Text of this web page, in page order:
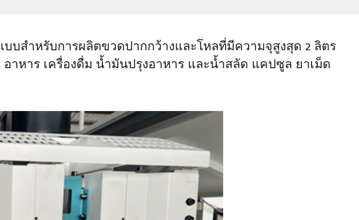
บสำหรับการผลิตขวดปากกว้างและโหลที่มีความจุสูงสุด 2 ลิตร
าหาร เครื่องดื่ม น้ำมันปรุงอาหาร และน้ำสลัด แคปซูล ยาเม็ด